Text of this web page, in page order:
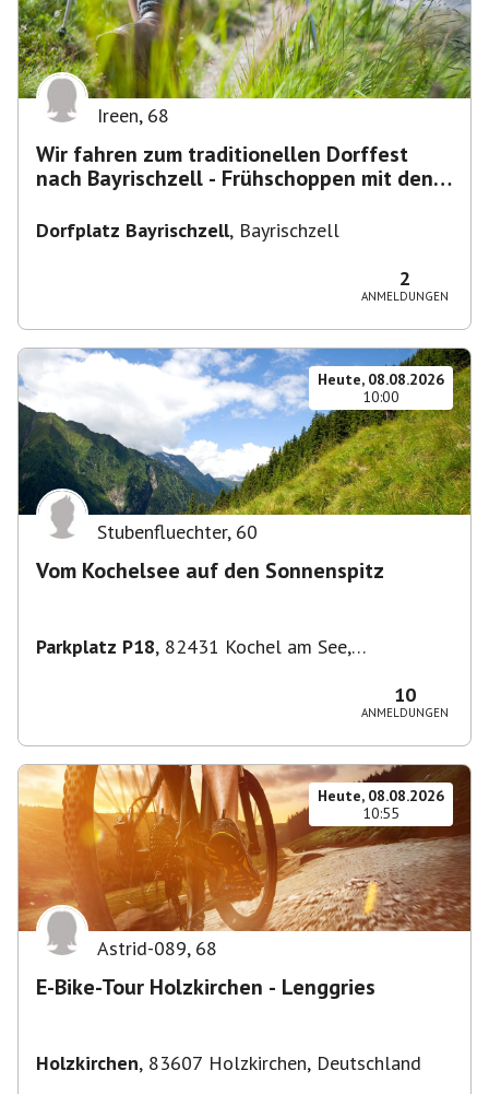
Ireen, 68
Wir fahren zum traditionellen Dorffest
nach Bayrischzell - Frühschoppen mit den
Dorfplatz Bayrischzell, Bayrischzell
2
ANMELDUNGEN
Heute, 08.08.2026
10:00
Stubenfluechter, 60
Vom Kochelsee auf den Sonnenspitz
Parkplatz P18, 82431 Kochel am See,
10
ANMELDUNGEN
Heute, 08.08.2026
10:55
Astrid-089, 68
E-Bike-Tour Holzkirchen - Lenggries
Holzkirchen, 83607 Holzkirchen, Deutschland